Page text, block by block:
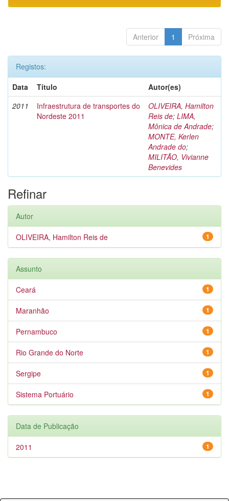
Anterior 1 Próxima
Registos:
Data
Título
Autor(es)
2011
Infraestrutura de transportes do
Nordeste 2011
OLIVEIRA, Hamilton
Reis de; LIMA,
Mônica de Andrade;
MONTE, Kerlen
Andrade do;
MILITÃO, Vivianne
Benevides
Refinar
Autor
1
OLIVEIRA, Hamilton Reis de
Assunto
1
Ceará
1
Maranhão
1
Pernambuco
1
Rio Grande do Norte
1
Sergipe
1
Sistema Portuário
Data de Publicação
1
2011